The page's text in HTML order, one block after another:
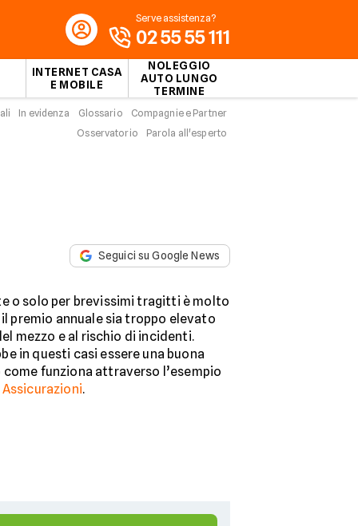
INTERNET CASA
E MOBILE
NOLEGGIO
AUTO LUNGO
TERMINE
Serve assistenza?
02 55 55 111
In evidenza Glossario
Compagnie e Partner
Osservatorio
Parola all'esperto
Seguici su Google News
o solo per brevissimi tragitti è molto
premio annuale sia troppo elevato
mezzo e al rischio di incidenti.
in questi casi essere una buona
funziona attraverso l’esempio
Assicurazioni.